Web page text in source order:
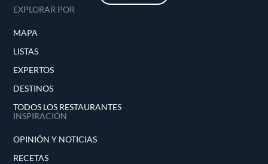
EXPLORAR POR
MAPA
LISTAS
EXPERTOS
DESTINOS
TODOS LOS RESTAURANTES
INSPIRACIÓN
OPINIÓN Y NOTICIAS
RECETAS